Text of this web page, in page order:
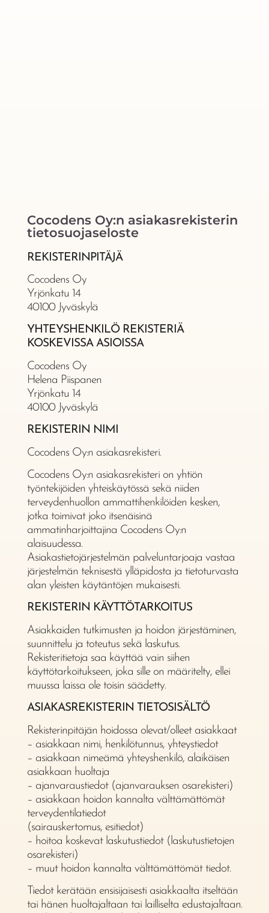
Cocodens Oy:n asiakasrekisterin
tietosuojaseloste
REKISTERINPITÄJÄ
Cocodens Oy
Yrjönkatu 14
40100 Jyväskylä
YHTEYSHENKILÖ REKISTERIÄ
KOSKEVISSA ASIOISSA
Cocodens Oy
Helena Piispanen
Yrjönkatu 14
40100 Jyväskylä
REKISTERIN NIMI
Cocodens Oy:n asiakasrekisteri.
Cocodens Oy:n asiakasrekisteri on yhtiön
työntekijöiden yhteiskäytössä sekä niiden
terveydenhuollon ammattihenkilöiden kesken,
jotka toimivat joko itsenäisinä
ammatinharjoittajina Cocodens Oy:n
alaisuudessa.
Asiakastietojärjestelmän palveluntarjoaja vastaa
järjestelmän teknisestä ylläpidosta ja tietoturvasta
alan yleisten käytäntöjen mukaisesti.
REKISTERIN KÄYTTÖTARKOITUS
Asiakkaiden tutkimusten ja hoidon järjestäminen,
suunnittelu ja toteutus sekä laskutus.
Rekisteritietoja saa käyttää vain siihen
käyttötarkoitukseen, joka sille on määritelty, ellei
muussa laissa ole toisin säädetty.
ASIAKASREKISTERIN TIETOSISÄLTÖ
Rekisterinpitäjän hoidossa olevat/olleet asiakkaat
– asiakkaan nimi, henkilötunnus, yhteystiedot
– asiakkaan nimeämä yhteyshenkilö, alaikäisen
asiakkaan huoltaja
– ajanvaraustiedot (ajanvarauksen osarekisteri)
– asiakkaan hoidon kannalta välttämättömät
terveydentilatiedot
(sairauskertomus, esitiedot)
– hoitoa koskevat laskutustiedot (laskutustietojen
osarekisteri)
– muut hoidon kannalta välttämättömät tiedot.
Tiedot kerätään ensisijaisesti asiakkaalta itseltään
tai hänen huoltajaltaan tai lailliselta edustajaltaan.